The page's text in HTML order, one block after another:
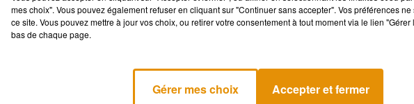
du refus du dépôt de cookies que vous avez exprimé. Si vous souhaitez l'afficher,
donner votre accord en cliquant sur le bouton ci-dessous.
mes choix". Vous pouvez également refuser en cliquant sur "Continuer sans accepter". Vos préférences
ce site. Vous pouvez mettre à jour vos choix, ou retirer votre consentement à tout moment via le lien
bas de chaque page.
Gérer mes choix Accepter et fermer